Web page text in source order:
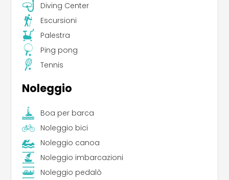
Diving Center
Escursioni
Palestra
Ping pong
Tennis
Noleggio
Boa per barca
Noleggio bici
Noleggio canoa
Noleggio imbarcazioni
Noleggio pedalò